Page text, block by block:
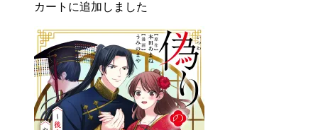
カートに追加しました